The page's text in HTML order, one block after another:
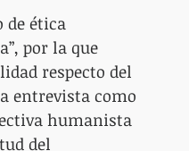
de ética
por la que
respecto del
entrevista como
humanista
del